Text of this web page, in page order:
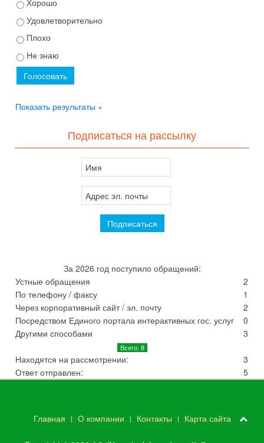
Удовлетворительно
Плохо
Не знаю
Показать результаты »
Подписаться на рассылку
За 2026 год поступило обращений:
Устные обращения
2
По телефону / факсу
1
Через корпоративный сайт / эл. почту
2
Посредством Единого портала интерактивных гос. услуг
0
Другими способами
3
Всего: 8
Находятся на рассмотрении:
3
Ответ отправлен:
5
Главная О компании Контакты Карта сайта